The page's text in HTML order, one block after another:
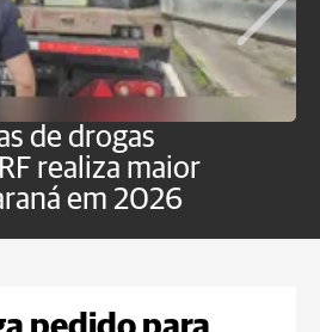
de drogas
realiza maior
em 2026